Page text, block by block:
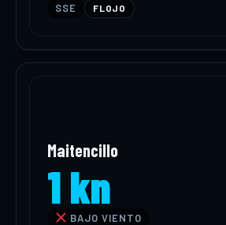
SSE
FLOJO
Maitencillo
1 kn
BAJO VIENTO